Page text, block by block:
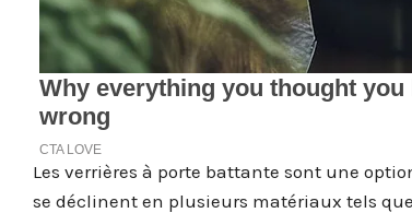
Les verrières à porte battante sont une
se déclinent en plusieurs matériaux tels